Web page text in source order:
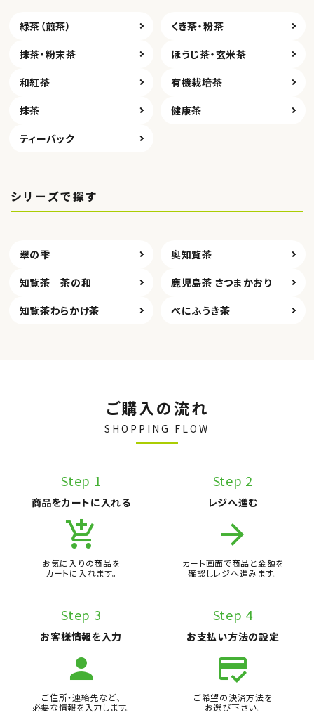
緑茶（煎茶）
くき茶・粉茶
抹茶・粉末茶
ほうじ茶・玄米茶
和紅茶
有機栽培茶
抹茶
健康茶
ティーバック
シリーズで探す
翠の雫
奥知覧茶
知覧茶 茶の和
鹿児島茶 さつまかおり
知覧茶わらかけ茶
べにふうき茶
ご購入の流れ
SHOPPING FLOW
Step 1
商品をカートに入れる
add_shopping_cart
お気に入りの商品を
カートに入れます。
Step 2
レジへ進む
arrow_forward
カート画面で商品と金額を
確認しレジへ進みます。
Step 3
お客様情報を入力
person
ご住所・連絡先など、
必要な情報を入力します。
Step 4
お支払い方法の設定
credit_score
ご希望の決済方法を
お選び下さい。